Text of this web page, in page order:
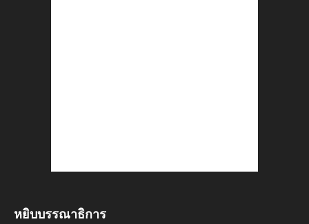
หยิบบรรณาธิการ